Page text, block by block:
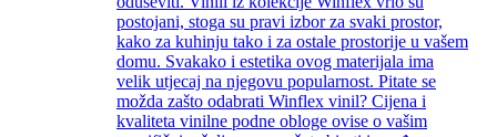
postojani, stoga su pravi izbor za svaki prostor,
kako za kuhinju tako i za ostale prostorije u vašem
domu. Svakako i estetika ovog materijala ima
velik utjecaj na njegovu popularnost. Pitate se
možda zašto odabrati Winflex vinil? Cijena i
kvaliteta vinilne podne obloge ovise o vašim